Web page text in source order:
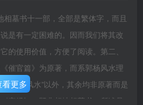
墓书十一部，全部是繁体字，而且
是有一定困难的。因而我们将其改
的使用价值，方便了阅读。第二、
催官篇》为原著，而系郭杨风水理
理学“风水”以外，其余均非原著而是
宅经》，既非相地相墓书，所述是
看更多